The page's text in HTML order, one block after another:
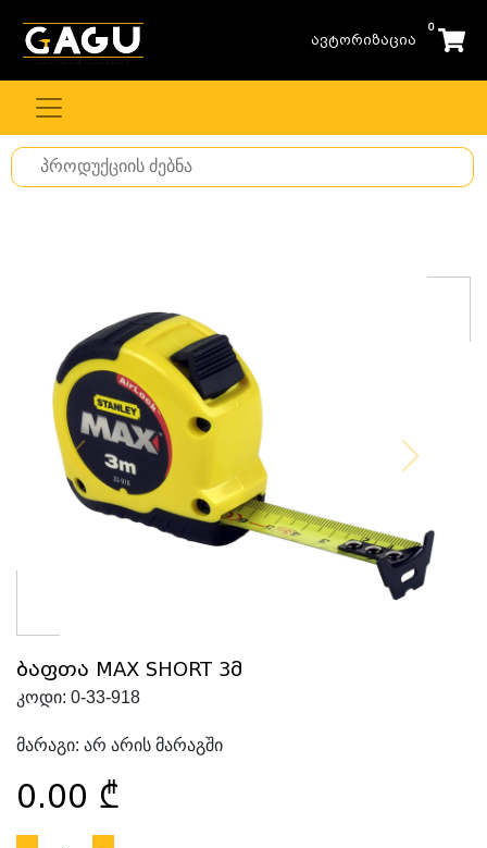
ავტორიზაცია
0
Search
for
ბაფთა MAX SHORT 3მ
კოდი: 0-33-918
მარაგი: არ არის მარაგში
0.00 ₾